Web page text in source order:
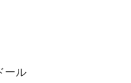
ル